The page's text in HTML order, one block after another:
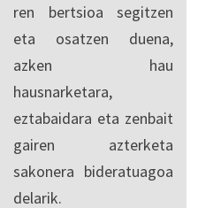
ren bertsioa segitzen
eta osatzen duena,
azken hau
hausnarketara,
eztabaidara eta zenbait
gairen azterketa
sakonera bideratuagoa
delarik.